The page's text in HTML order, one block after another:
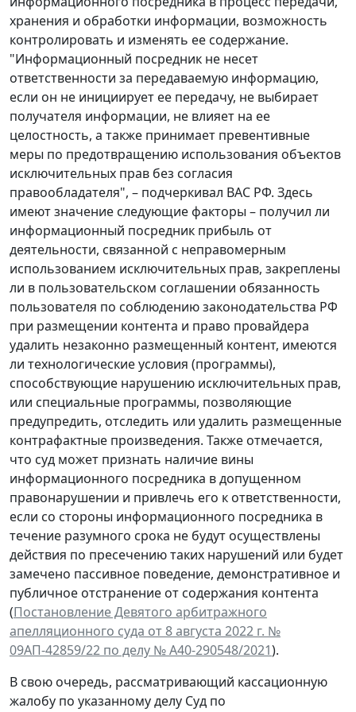
хранения и обработки информации, возможность
контролировать и изменять ее содержание.
"Информационный посредник не несет
ответственности за передаваемую информацию,
если он не инициирует ее передачу, не выбирает
получателя информации, не влияет на ее
целостность, а также принимает превентивные
меры по предотвращению использования объектов
исключительных прав без согласия
правообладателя", – подчеркивал ВАС РФ. Здесь
имеют значение следующие факторы – получил ли
информационный посредник прибыль от
деятельности, связанной с неправомерным
использованием исключительных прав, закреплены
ли в пользовательском соглашении обязанность
пользователя по соблюдению законодательства РФ
при размещении контента и право провайдера
удалить незаконно размещенный контент, имеются
ли технологические условия (программы),
способствующие нарушению исключительных прав,
или специальные программы, позволяющие
предупредить, отследить или удалить размещенные
контрафактные произведения. Также отмечается,
что суд может признать наличие вины
информационного посредника в допущенном
правонарушении и привлечь его к ответственности,
если со стороны информационного посредника в
течение разумного срока не будут осуществлены
действия по пресечению таких нарушений или будет
замечено пассивное поведение, демонстративное и
публичное отстранение от содержания контента
(Постановление Девятого арбитражного
апелляционного суда от 8 августа 2022 г. №
09АП-42859/22 по делу № А40-290548/2021).
В свою очередь, рассматривающий кассационную
жалобу по указанному делу Суд по